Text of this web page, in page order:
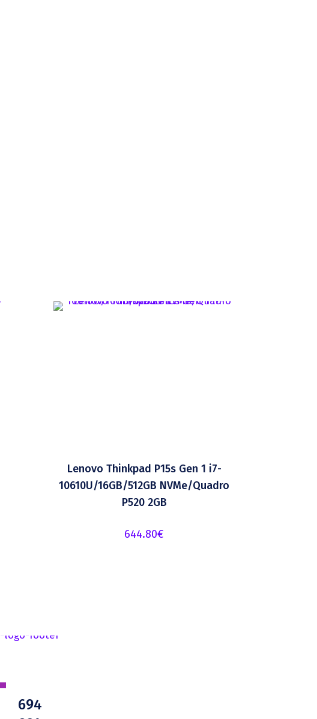
Lenovo Thinkpad P15s Gen 1 i7-
10610U/16GB/512GB NVMe/Quadro
P520 2GB
644.80€
694